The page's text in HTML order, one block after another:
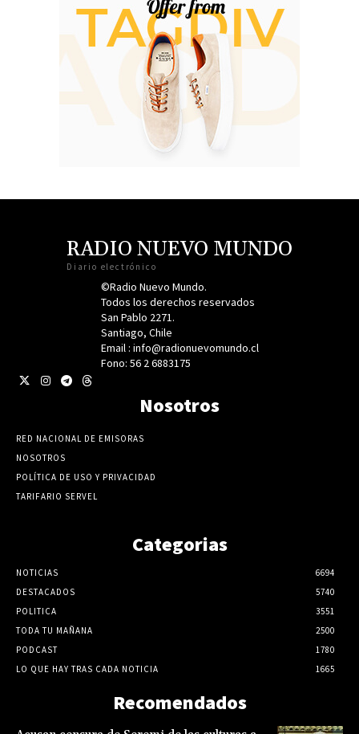
RADIO NUEVO MUNDO
Diario electrónico
©Radio Nuevo Mundo.
Todos los derechos reservados
San Pablo 2271.
Santiago, Chile
Email : info@radionuevomundo.cl
Fono: 56 2 6883175
Nosotros
RED NACIONAL DE EMISORAS
NOSOTROS
POLÍTICA DE USO Y PRIVACIDAD
TARIFARIO SERVEL
Categorias
NOTICIAS
6694
DESTACADOS
5740
POLITICA
3551
TODA TU MAÑANA
2500
PODCAST
1780
LO QUE HAY TRAS CADA NOTICIA
1665
Recomendados